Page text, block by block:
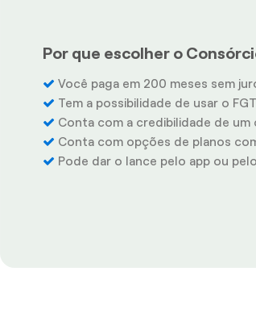
Por que escolher o
Você paga em 200 meses sem
Tem a possibilidade de usar o
Conta com a credibilidade de
Conta com opções de planos
Pode dar o lance pelo app ou